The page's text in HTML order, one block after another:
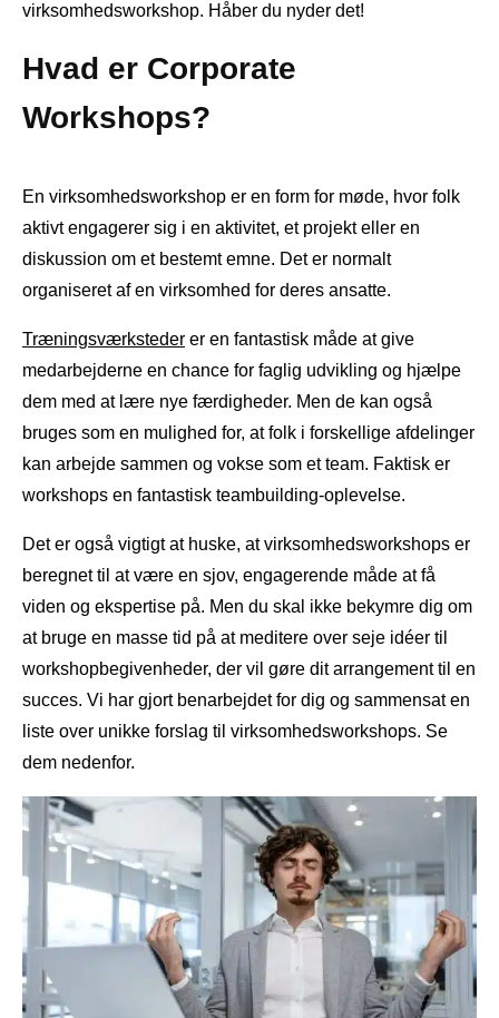
virksomhedsworkshop. Håber du nyder det!
Hvad er Corporate
Workshops?
En virksomhedsworkshop er en form for møde, hvor folk
aktivt engagerer sig i en aktivitet, et projekt eller en
diskussion om et bestemt emne. Det er normalt
organiseret af en virksomhed for deres ansatte.
Træningsværksteder er en fantastisk måde at give
medarbejderne en chance for faglig udvikling og hjælpe
dem med at lære nye færdigheder. Men de kan også
bruges som en mulighed for, at folk i forskellige afdelinger
kan arbejde sammen og vokse som et team. Faktisk er
workshops en fantastisk teambuilding-oplevelse.
Det er også vigtigt at huske, at virksomhedsworkshops er
beregnet til at være en sjov, engagerende måde at få
viden og ekspertise på. Men du skal ikke bekymre dig om
at bruge en masse tid på at meditere over seje idéer til
workshopbegivenheder, der vil gøre dit arrangement til en
succes. Vi har gjort benarbejdet for dig og sammensat en
liste over unikke forslag til virksomhedsworkshops. Se
dem nedenfor.